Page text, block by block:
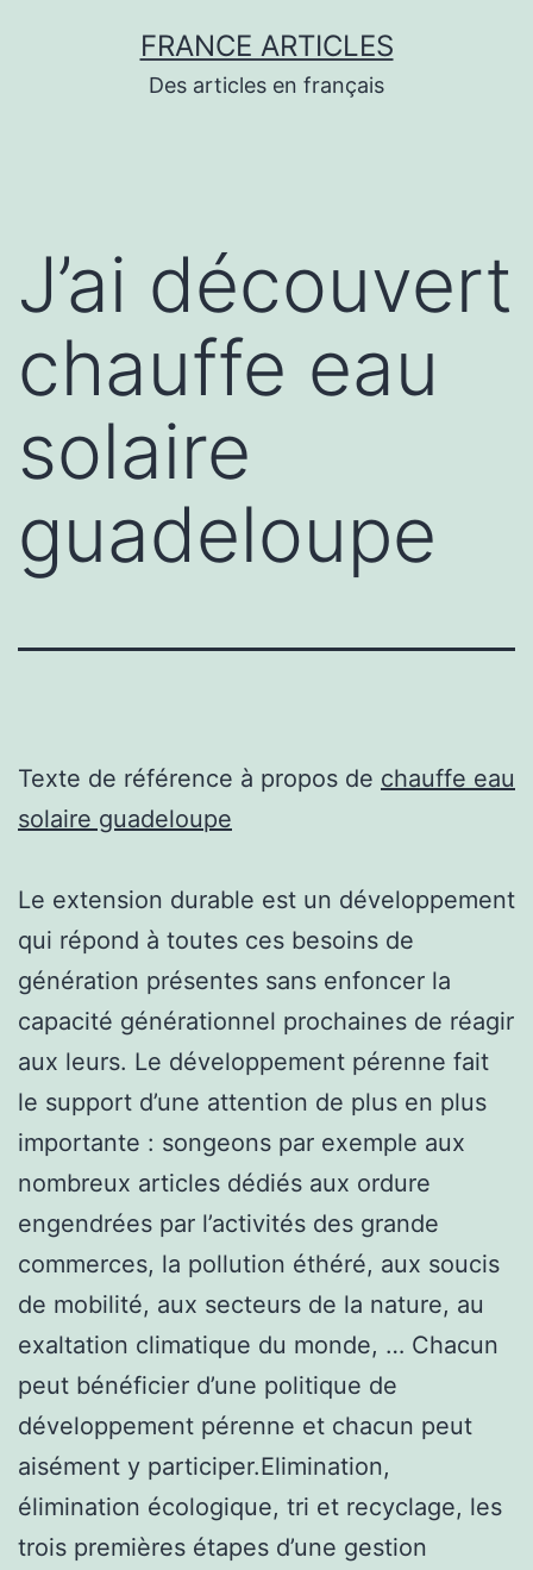
FRANCE ARTICLES
Des articles en français
J’ai découvert
chauffe eau
solaire
guadeloupe
Texte de référence à propos de chauffe eau
solaire guadeloupe
Le extension durable est un développement
qui répond à toutes ces besoins de
génération présentes sans enfoncer la
capacité générationnel prochaines de réagir
aux leurs. Le développement pérenne fait
le support d’une attention de plus en plus
importante : songeons par exemple aux
nombreux articles dédiés aux ordure
engendrées par l’activités des grande
commerces, la pollution éthéré, aux soucis
de mobilité, aux secteurs de la nature, au
exaltation climatique du monde, … Chacun
peut bénéficier d’une politique de
développement pérenne et chacun peut
aisément y participer.Elimination,
élimination écologique, tri et recyclage, les
trois premières étapes d’une gestion